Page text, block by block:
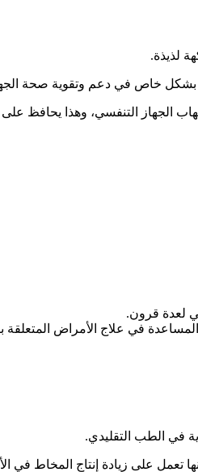
لذيذة.
بشكل خاص في دعم وتقوية صحة
الجهاز التنفسي، وهذا يحافظ على
لعدة قرون.
في علاج الأمراض المتعلقة
على زيادة إنتاج المخاط في